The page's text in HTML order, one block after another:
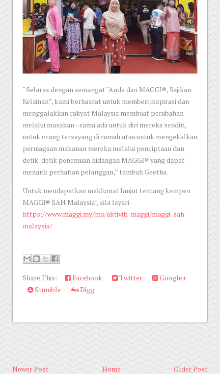
“Selaras dengan semangat “Anda dan MAGGI®, Sajikan
Kelainan”, kami berhasrat untuk memberi inspirasi dan
menggalakkan rakyat Malaysia membuat perubahan
melalui masakan - sama ada untuk diri mereka sendiri,
untuk orang tersayang di rumah atau untuk mengekalkan
perniagaan makanan mereka melalui penciptaan dan
detik-detik penemuan hidangan MAGGI® yang dapat
menarik perhatian pelanggan,” tambah Geetha.
Untuk mendapatkan maklumat lanjut tentang kempen
MAGGI® SAH Malaysia!, sila layari
https://www.maggi.my/ms/aktiviti-maggi/maggi-sah-
malaysia/
Share This: Facebook Twitter
Google+
Stumble
Digg
Newer Post Older Post
Home